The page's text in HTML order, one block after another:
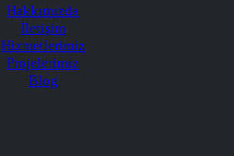
Hakkımızda
İletişim
Hizmetlerimiz
Projelerimiz
Blog